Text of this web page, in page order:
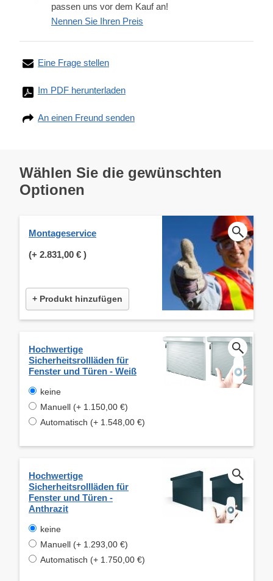
passen uns vor dem Kauf an!
Nennen Sie Ihren Preis
Eine Frage stellen
Im PDF herunterladen
An einen Freund senden
Wählen Sie die gewünschten
Optionen
Montageservice
(+ 2.831,00 € )
+ Produkt hinzufügen
Hochwertige
Sicherheitsrollläden für
Fenster und Türen - Weiß
keine
Manuell (+ 1.150,00 €)
Automatisch (+ 1.548,00 €)
Hochwertige
Sicherheitsrollläden für
Fenster und Türen -
Anthrazit
keine
Manuell (+ 1.293,00 €)
Automatisch (+ 1.750,00 €)